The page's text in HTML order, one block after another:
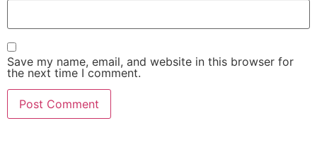
Save my name, email, and website in this browser for
the next time I comment.